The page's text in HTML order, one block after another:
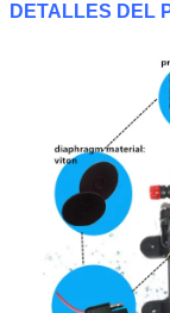
DETALLES DEL